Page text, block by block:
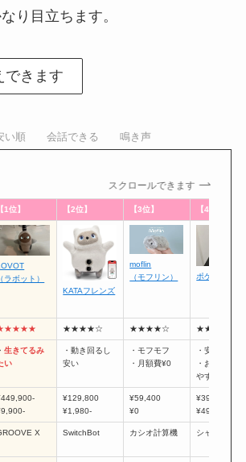
り目立ちます。
できます
い順 会話できる 鳴き声
スクロールできます
【1位】 【2位】 【3位】 【4位】
（ラボット）
KATAフレンズ
moflin
（モフリン）
ポケとも
★★★★☆ ★★★★☆ ★★★★☆
・生きてるみ
い
・動き回るし
安い
・モフモフ
・月額費¥0
・安い
・おでかけし
やすい
¥129,800
¥1,980-
¥59,400
¥0
¥39,600
¥495-
X SwitchBot カシオ計算機 シャープ